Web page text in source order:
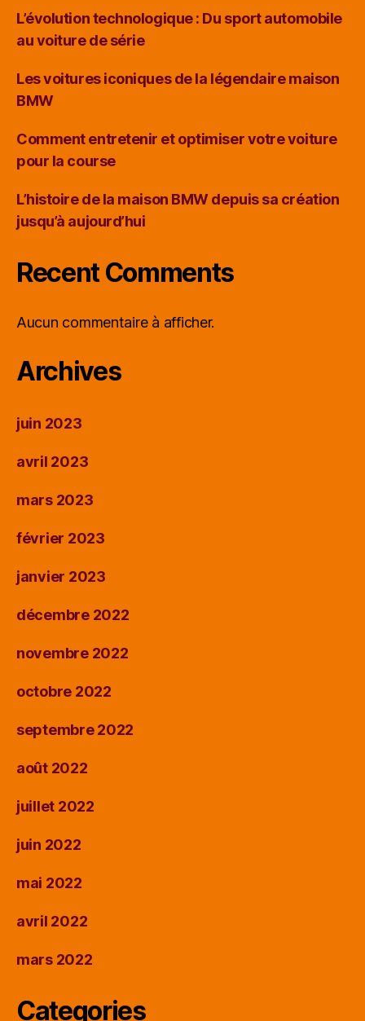
L’évolution technologique : Du sport automobile
au voiture de série
Les voitures iconiques de la légendaire maison
BMW
Comment entretenir et optimiser votre voiture
pour la course
L’histoire de la maison BMW depuis sa création
jusqu’à aujourd’hui
Recent Comments
Aucun commentaire à afficher.
Archives
juin 2023
avril 2023
mars 2023
février 2023
janvier 2023
décembre 2022
novembre 2022
octobre 2022
septembre 2022
août 2022
juillet 2022
juin 2022
mai 2022
avril 2022
mars 2022
Categories